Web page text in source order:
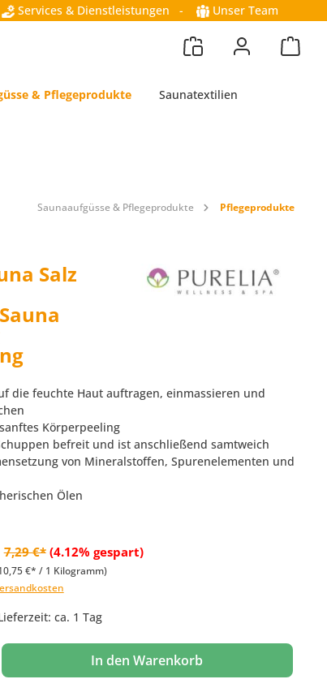
Services & Dienstleistungen - Unser Team
& Pflegeprodukte Saunatextilien
Saunaaufgüsse & Pflegeprodukte Pflegeprodukte
Salz
die feuchte Haut auftragen, einmassieren und
Körperpeeling
befreit und ist anschließend samtweich
von Mineralstoffen, Spurenelementen und
Ölen
7,29 €* (4.12% gespart)
€* / 1 Kilogramm)
ca. 1 Tag
gewünschten Wert ein oder benutze die Schaltflächen um die
In den Warenkorb